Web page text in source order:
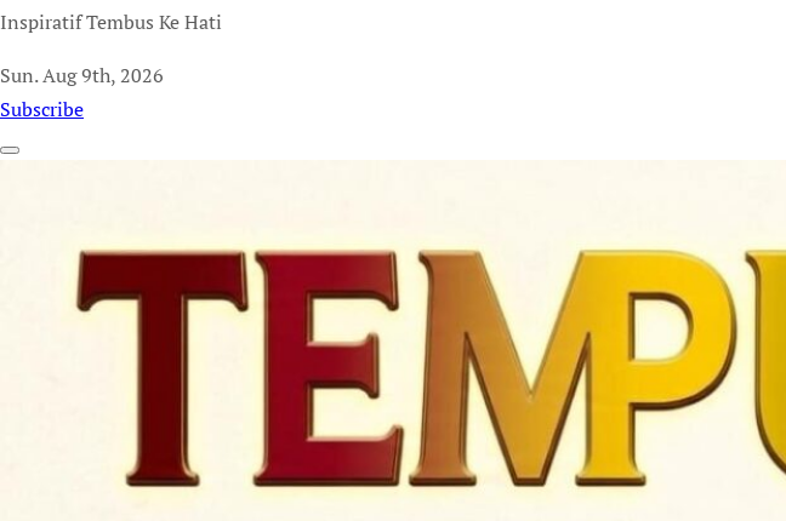
Inspiratif Tembus Ke Hati
Sun. Aug 9th, 2026
Subscribe